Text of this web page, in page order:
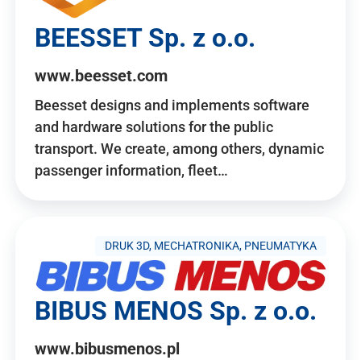
BEESSET Sp. z o.o.
www.beesset.com
Beesset designs and implements software
and hardware solutions for the public
transport. We create, among others, dynamic
passenger information, fleet…
DRUK 3D, MECHATRONIKA, PNEUMATYKA
BIBUS MENOS Sp. z o.o.
www.bibusmenos.pl